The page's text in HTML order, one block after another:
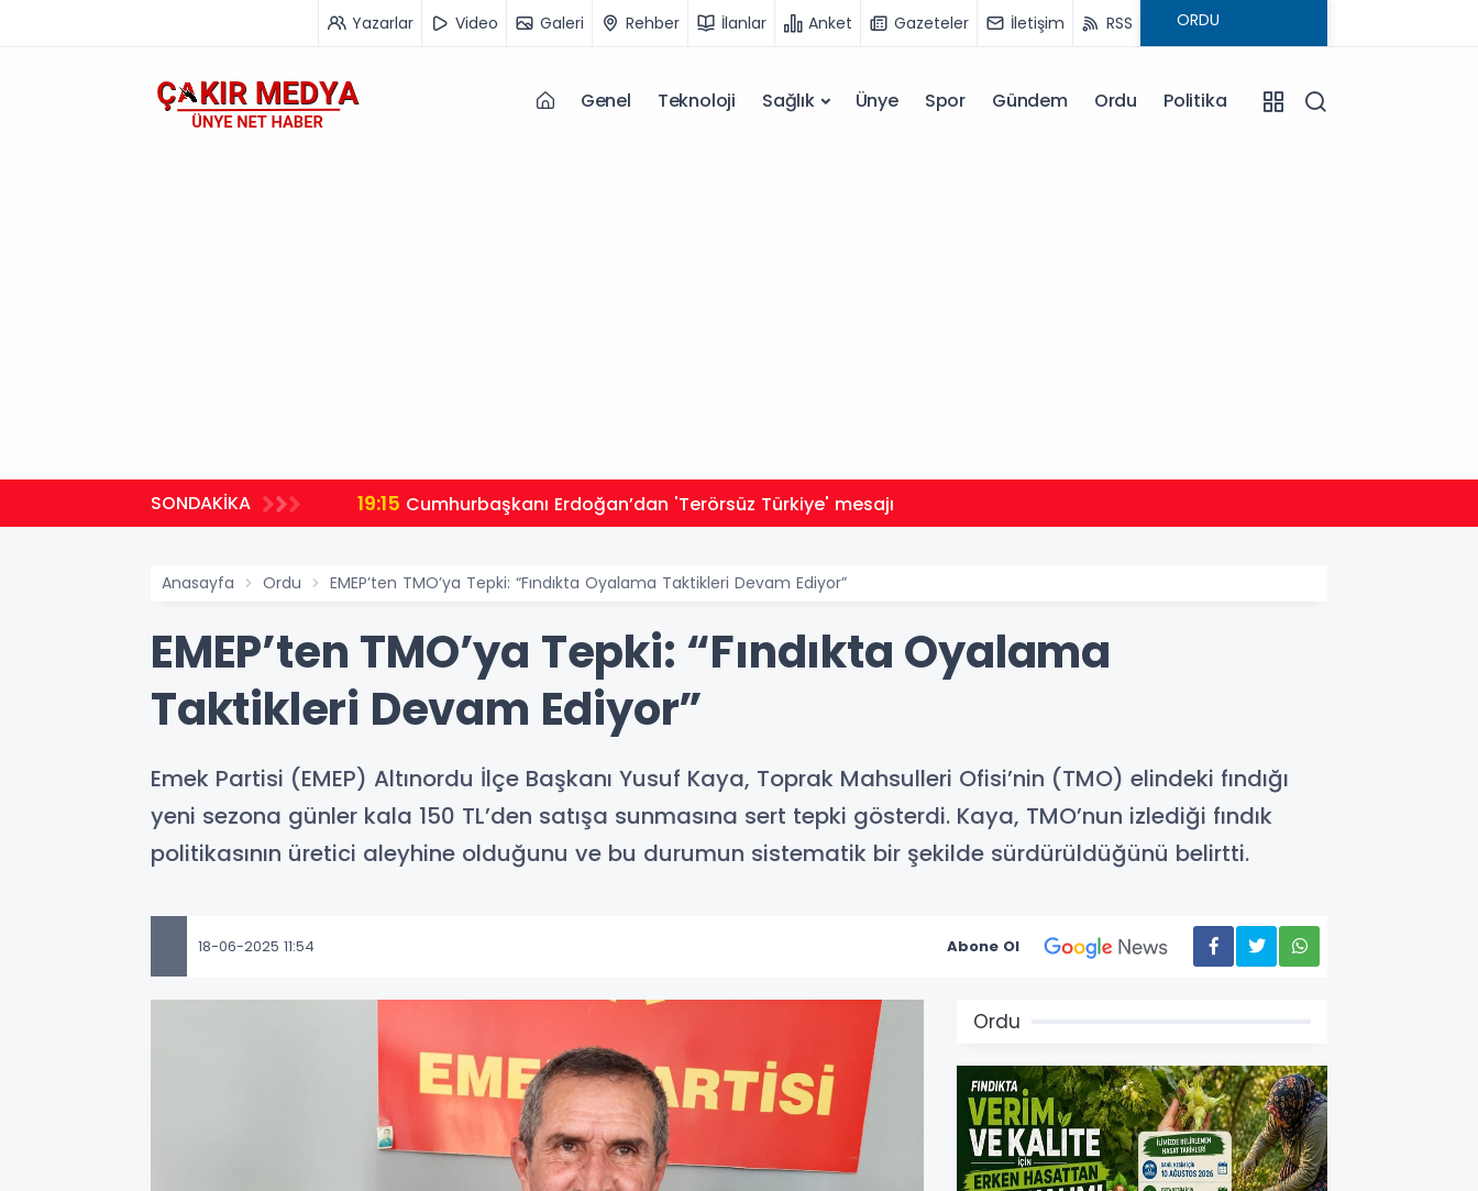
Yazarlar Video Galeri Rehber İlanlar Anket Gazeteler İletişim RSS
Genel Teknoloji Sağlık Ünye Spor Gündem Ordu Politika
SONDAKİKA 19:15 Cumhurbaşkanı Erdoğan’dan 'Terörsüz Türkiye' mesajı
Anasayfa Ordu EMEP’ten TMO’ya Tepki: “Fındıkta Oyalama Taktikleri Devam Ediyor”
EMEP’ten TMO’ya Tepki: “Fındıkta Oyalama
Taktikleri Devam Ediyor”
Emek Partisi (EMEP) Altınordu İlçe Başkanı Yusuf Kaya, Toprak Mahsulleri Ofisi’nin (TMO) elindeki fındığı
yeni sezona günler kala 150 TL’den satışa sunmasına sert tepki gösterdi. Kaya, TMO’nun izlediği fındık
politikasının üretici aleyhine olduğunu ve bu durumun sistematik bir şekilde sürdürüldüğünü belirtti.
18-06-2025 11:54 Abone Ol
Ordu